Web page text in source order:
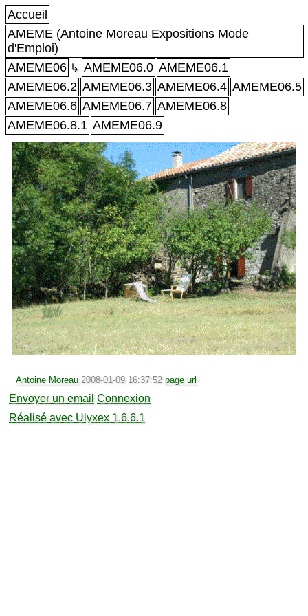
Accueil
AMEME (Antoine Moreau Expositions Mode
d'Emploi)
AMEME06 ↳ AMEME06.0 AMEME06.1
AMEME06.2 AMEME06.3 AMEME06.4 AMEME06.5
AMEME06.6 AMEME06.7 AMEME06.8
AMEME06.8.1 AMEME06.9
Antoine Moreau 2008-01-09 16:37:52 page url
Envoyer un email Connexion
Réalisé avec Ulyxex 1.6.6.1